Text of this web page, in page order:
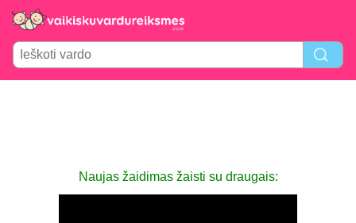
Naujas žaidimas žaisti su draugais: